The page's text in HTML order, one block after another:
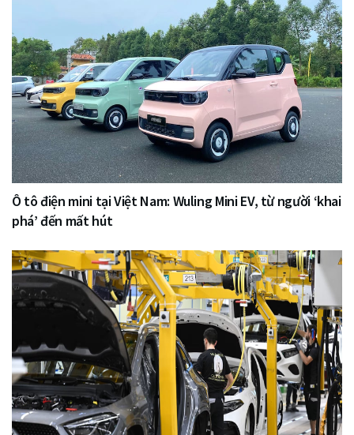
Ô tô điện mini tại Việt Nam: Wuling Mini EV, từ người ‘khai
phá’ đến mất hút